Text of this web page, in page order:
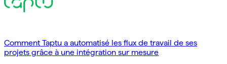
Comment Taptu a automatisé les flux de travail de ses
projets grâce à une intégration sur mesure